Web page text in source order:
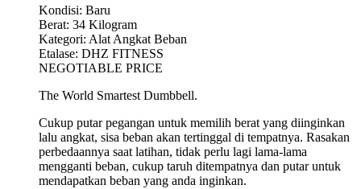
Kondisi: Baru
Berat: 34 Kilogram
Kategori: Alat Angkat Beban
Etalase: DHZ FITNESS
NEGOTIABLE PRICE
The World Smartest Dumbbell.
Cukup putar pegangan untuk memilih berat yang diinginkan
lalu angkat, sisa beban akan tertinggal di tempatnya. Rasakan
perbedaannya saat latihan, tidak perlu lagi lama-lama
mengganti beban, cukup taruh ditempatnya dan putar untuk
mendapatkan beban yang anda inginkan.